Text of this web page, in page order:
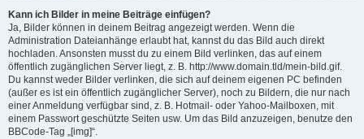
Kann ich Bilder in meine Beiträge einfügen?
Ja, Bilder können in deinem Beitrag angezeigt werden. Wenn die
Administration Dateianhänge erlaubt hat, kannst du das Bild auch direkt
hochladen. Ansonsten musst du zu einem Bild verlinken, das auf einem
öffentlich zugänglichen Server liegt, z. B. http://www.domain.tld/mein-bild.gif.
Du kannst weder Bilder verlinken, die sich auf deinem eigenen PC befinden
(außer es ist ein öffentlich zugänglicher Server), noch zu Bildern, die nur nach
einer Anmeldung verfügbar sind, z. B. Hotmail- oder Yahoo-Mailboxen, mit
einem Passwort geschützte Seiten usw. Um das Bild anzuzeigen, benutze den
BBCode-Tag „[img]“.